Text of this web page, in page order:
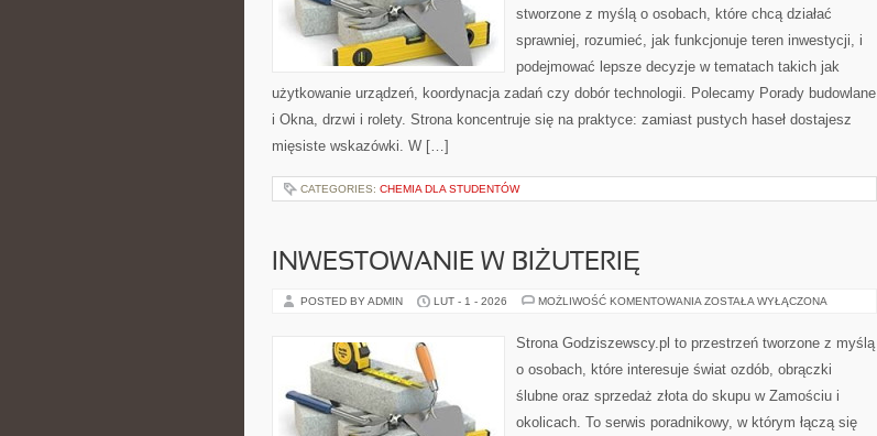
stworzone z myślą o osobach, które chcą działać
sprawniej, rozumieć, jak funkcjonuje teren inwestycji, i
podejmować lepsze decyzje w tematach takich jak
użytkowanie urządzeń, koordynacja zadań czy dobór technologii. Polecamy Porady budowlane
i Okna, drzwi i rolety. Strona koncentruje się na praktyce: zamiast pustych haseł dostajesz
mięsiste wskazówki. W […]
CATEGORIES: CHEMIA DLA STUDENTÓW
INWESTOWANIE W BIŻUTERIĘ
POSTED BY ADMIN LUT - 1 - 2026 MOŻLIWOŚĆ KOMENTOWANIA INWESTOWANIE
ZOSTAŁA WYŁĄCZONA
Strona Godziszewscy.pl to przestrzeń tworzone z myślą
o osobach, które interesuje świat ozdób, obrączki
ślubne oraz sprzedaż złota do skupu w Zamościu i
okolicach. To serwis poradnikowy, w którym łączą się